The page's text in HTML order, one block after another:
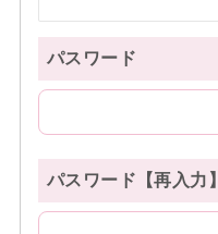
パスワード
パスワード【再入力】